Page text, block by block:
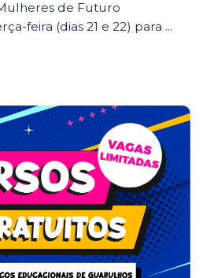
de Futuro
feira (dias 21 e 22) para ...